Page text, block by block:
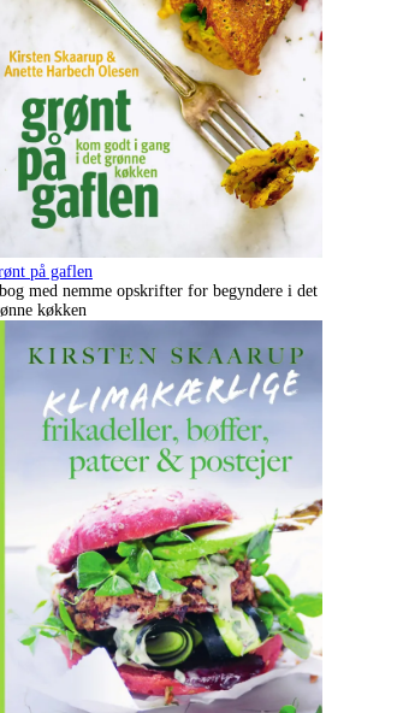
på gaflen
med nemme opskrifter for begyndere i det
køkken